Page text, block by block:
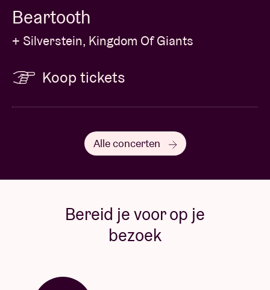
Beartooth
+ Silverstein, Kingdom Of Giants
Koop tickets
Alle concerten
Bereid je voor op je
bezoek